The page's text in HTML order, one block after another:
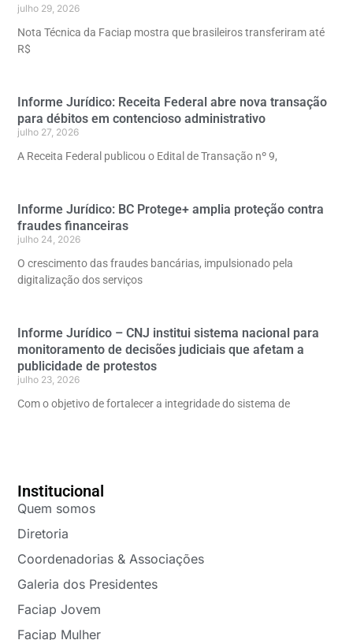
julho 29, 2026
Nota Técnica da Faciap mostra que brasileiros transferiram até
R$
Informe Jurídico: Receita Federal abre nova transação
para débitos em contencioso administrativo
julho 27, 2026
A Receita Federal publicou o Edital de Transação nº 9,
Informe Jurídico: BC Protege+ amplia proteção contra
fraudes financeiras
julho 24, 2026
O crescimento das fraudes bancárias, impulsionado pela
digitalização dos serviços
Informe Jurídico – CNJ institui sistema nacional para
monitoramento de decisões judiciais que afetam a
publicidade de protestos
julho 23, 2026
Com o objetivo de fortalecer a integridade do sistema de
Institucional
Quem somos
Diretoria
Coordenadorias & Associações
Galeria dos Presidentes
Faciap Jovem
Faciap Mulher